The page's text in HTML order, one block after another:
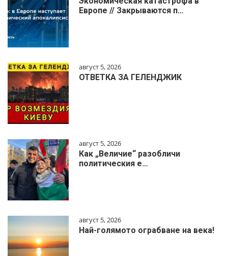
Европе // Закрываются п…
август 5, 2026
ОТВЕТКА ЗА ГЕЛЕНДЖИК
август 5, 2026
Как „Величие“ разобличи
политическия е…
август 5, 2026
Най-голямото ограбване на века!